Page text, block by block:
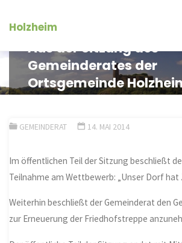
InhaltHolzheim
Aus der Sitzung des
Gemeinderates der
Ortsgemeinde
08.04.2014
GEMEINDERAT 14. MAI 2014
Im öffentlichen Teil der Sitzung beschließt
Teilnahme am Wettbewerb: „Unser Dorf hat
Weiterhin beschließt der Gemeinderat den
zur Erneuerung der Friedhofstreppe